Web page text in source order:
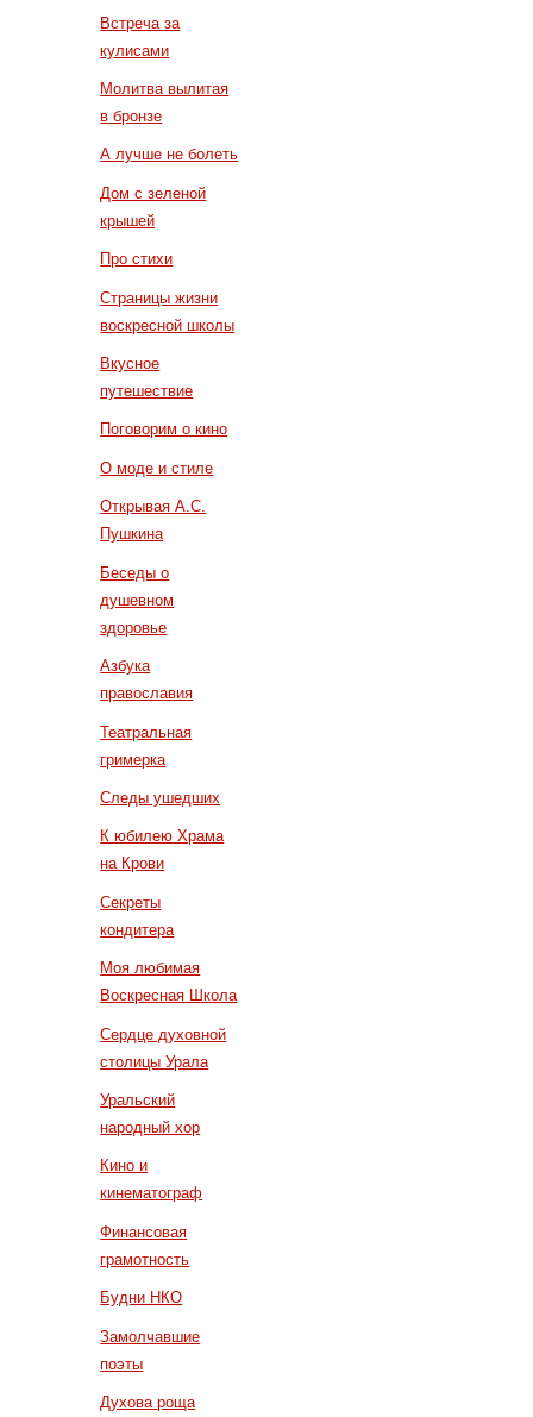
Встреча за
кулисами
Молитва вылитая
в бронзе
А лучше не болеть
Дом с зеленой
крышей
Про стихи
Страницы жизни
воскресной школы
Вкусное
путешествие
Поговорим о кино
О моде и стиле
Открывая А.С.
Пушкина
Беседы о
душевном
здоровье
Азбука
православия
Театральная
гримерка
Следы ушедших
К юбилею Храма
на Крови
Секреты
кондитера
Моя любимая
Воскресная Школа
Сердце духовной
столицы Урала
Уральский
народный хор
Кино и
кинематограф
Финансовая
грамотность
Будни НКО
Замолчавшие
поэты
Духова роща